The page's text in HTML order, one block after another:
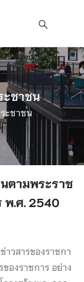
ะชาชน
ะชาชน
ตามพระราช
.ศ. 2540
าวสารของราชกา
องราชการ อย่าง